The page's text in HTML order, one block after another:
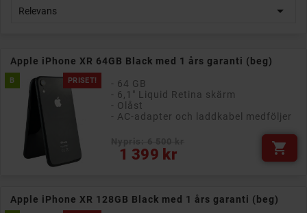
Relevans 
Apple iPhone XR 64GB Black med 1 års garanti (beg)
PRISET!
B
- 64 GB
- 6,1" Liquid Retina skärm
- Olåst
- AC-adapter och laddkabel medföljer
1 399 kr
Pris 
Apple iPhone XR 128GB Black med 1 års garanti (beg)